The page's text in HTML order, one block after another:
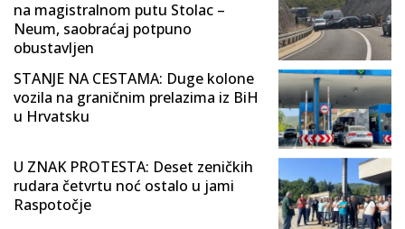
na magistralnom putu Stolac –
Neum, saobraćaj potpuno
obustavljen
STANJE NA CESTAMA: Duge kolone
vozila na graničnim prelazima iz BiH
u Hrvatsku
U ZNAK PROTESTA: Deset zeničkih
rudara četvrtu noć ostalo u jami
Raspotočje